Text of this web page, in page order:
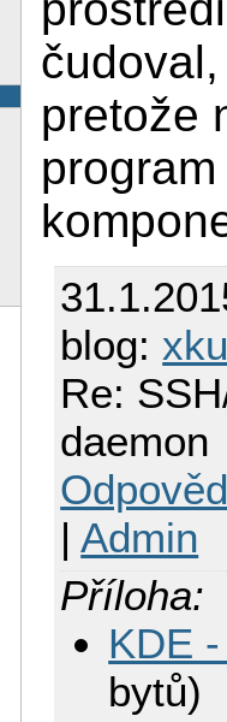
pretože
blog:
Re:
daemon
|Admin
Příloha:
KDE
bytů)